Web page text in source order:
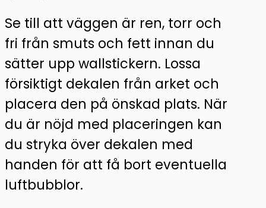
Se till att väggen är ren, torr och
fri från smuts och fett innan du
sätter upp wallstickern. Lossa
försiktigt dekalen från arket och
placera den på önskad plats. När
du är nöjd med placeringen kan
du stryka över dekalen med
handen för att få bort eventuella
luftbubblor.